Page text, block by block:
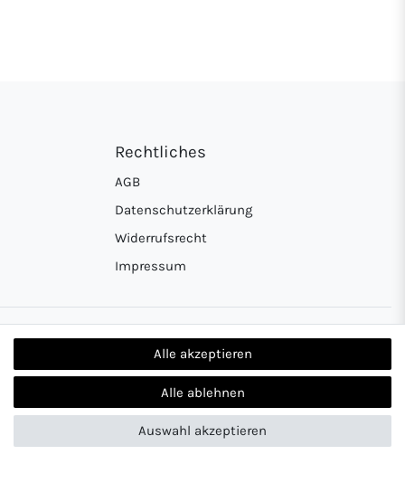
Rechtliches
AGB
Datenschutzerklärung
Widerrufsrecht
Impressum
Alle akzeptieren
Alle ablehnen
Auswahl akzeptieren